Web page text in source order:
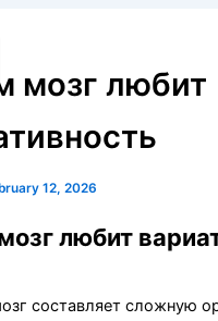
мозг любит
12, 2026
любит
составляет сложную